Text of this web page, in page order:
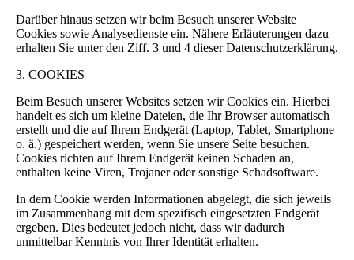
Darüber hinaus setzen wir beim Besuch unserer Website
Cookies sowie Analysedienste ein. Nähere Erläuterungen dazu
erhalten Sie unter den Ziff. 3 und 4 dieser Datenschutzerklärung.
3. COOKIES
Beim Besuch unserer Websites setzen wir Cookies ein. Hierbei
handelt es sich um kleine Dateien, die Ihr Browser automatisch
erstellt und die auf Ihrem Endgerät (Laptop, Tablet, Smartphone
o. ä.) gespeichert werden, wenn Sie unsere Seite besuchen.
Cookies richten auf Ihrem Endgerät keinen Schaden an,
enthalten keine Viren, Trojaner oder sonstige Schadsoftware.
In dem Cookie werden Informationen abgelegt, die sich jeweils
im Zusammenhang mit dem spezifisch eingesetzten Endgerät
ergeben. Dies bedeutet jedoch nicht, dass wir dadurch
unmittelbar Kenntnis von Ihrer Identität erhalten.